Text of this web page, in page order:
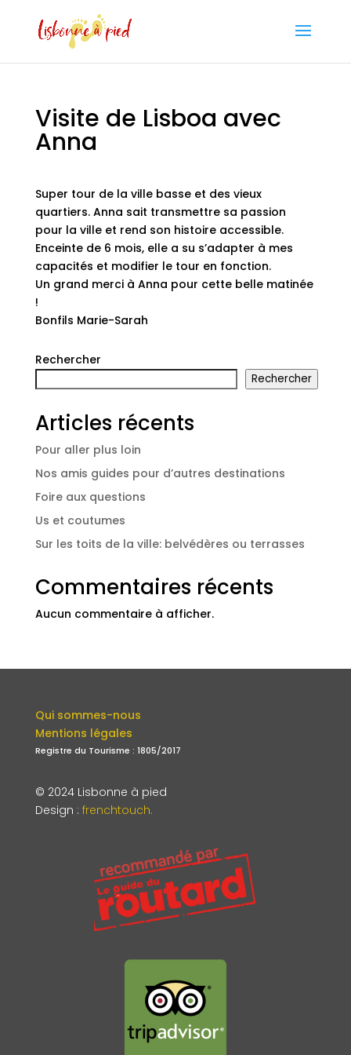
Visite de Lisboa avec
Anna
Super tour de la ville basse et des vieux
quartiers. Anna sait transmettre sa passion
pour la ville et rend son histoire accessible.
Enceinte de 6 mois, elle a su s’adapter à mes
capacités et modifier le tour en fonction.
Un grand merci à Anna pour cette belle matinée
!
Bonfils Marie-Sarah
Rechercher
Rechercher
Articles récents
Pour aller plus loin
Nos amis guides pour d’autres destinations
Foire aux questions
Us et coutumes
Sur les toits de la ville: belvédères ou terrasses
Commentaires récents
Aucun commentaire à afficher.
Qui sommes-nous
Mentions légales
Registre du Tourisme : 1805/2017
© 2024 Lisbonne à pied
Design : frenchtouch.